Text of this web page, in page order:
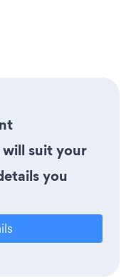
suit your
you